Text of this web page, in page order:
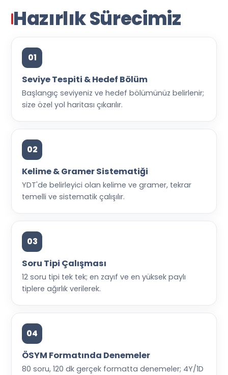
Hazırlık Sürecimiz
01
Seviye Tespiti & Hedef Bölüm
Başlangıç seviyeniz ve hedef bölümünüz belirlenir;
size özel yol haritası çıkarılır.
02
Kelime & Gramer Sistematiği
YDT'de belirleyici olan kelime ve gramer, tekrar
temelli ve sistematik çalışılır.
03
Soru Tipi Çalışması
12 soru tipi tek tek; en zayıf ve en yüksek paylı
tiplere ağırlık verilerek.
04
ÖSYM Formatında Denemeler
80 soru, 120 dk gerçek formatta denemeler; 4Y/1D